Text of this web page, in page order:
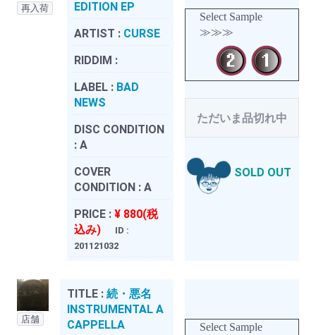
再入荷
EDITION EP
ARTIST : CURSE
RIDDIM :
LABEL : BAD
NEWS
DISC CONDITION
: A
COVER
CONDITION : A
PRICE : ¥ 880(税
込み)
ID :
201121032
Select Sample
≫≫≫
ただいま品切れ中
SOLD OUT
店舗
TITLE : 続・悪名
INSTRUMENTAL A
CAPPELLA
Select Sample